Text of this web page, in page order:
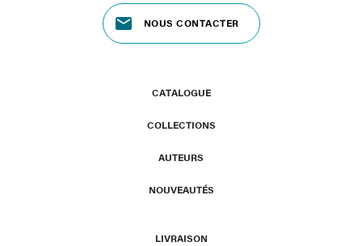
NOUS CONTACTER
CATALOGUE
COLLECTIONS
AUTEURS
NOUVEAUTÉS
LIVRAISON